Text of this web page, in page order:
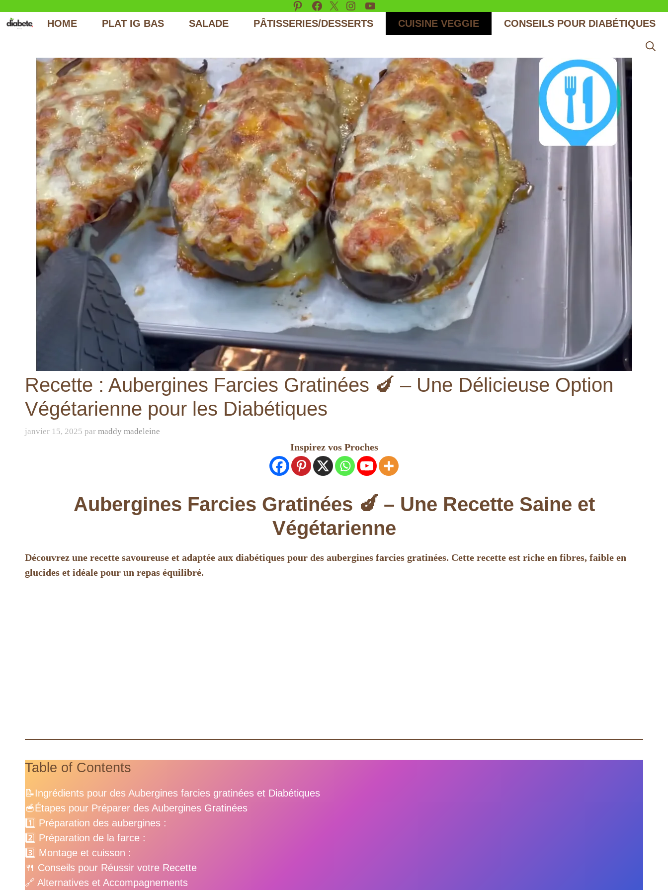
au
Pinterest
Facebook
X Instagram
YouTube
HOME PLAT IG BAS SALADE PÂTISSERIES/DESSERTS CUISINE VEGGIE CONSEILS POUR DIABÉTIQUES
Recette : Aubergines Farcies Gratinées 🍆 – Une Délicieuse Option
Végétarienne pour les Diabétiques
janvier 15, 2025 par maddy madeleine
Inspirez vos Proches
Aubergines Farcies Gratinées 🍆 – Une Recette Saine et
Végétarienne
Découvrez une recette savoureuse et adaptée aux diabétiques pour des aubergines farcies gratinées. Cette recette est riche en fibres, faible en
glucides et idéale pour un repas équilibré.
Table of Contents
📝Ingrédients pour des Aubergines farcies gratinées et Diabétiques
🥣Étapes pour Préparer des Aubergines Gratinées
1️⃣ Préparation des aubergines :
2️⃣ Préparation de la farce :
3️⃣ Montage et cuisson :
🍴 Conseils pour Réussir votre Recette
🔗 Alternatives et Accompagnements